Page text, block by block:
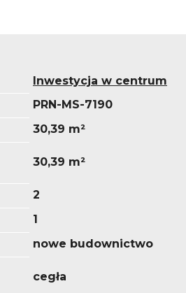
Inwestycja w centrum
PRN-MS-7190
30,39 m²
30,39 m²
2
1
nowe budownictwo
cegła